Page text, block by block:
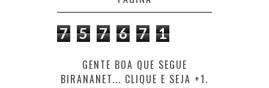
7 5 7 6 7 1
GENTE BOA QUE SEGUE
BIRANANET... CLIQUE E SEJA +1.